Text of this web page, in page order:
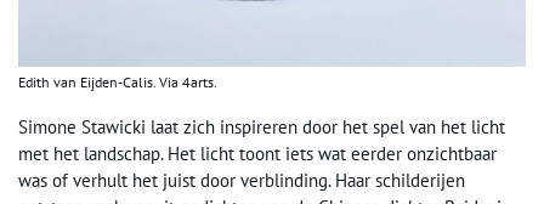
Edith van Eijden-Calis. Via 4arts.
Simone Stawicki laat zich inspireren door het spel van het licht
met het landschap. Het licht toont iets wat eerder onzichtbaar
was of verhult het juist door verblinding. Haar schilderijen